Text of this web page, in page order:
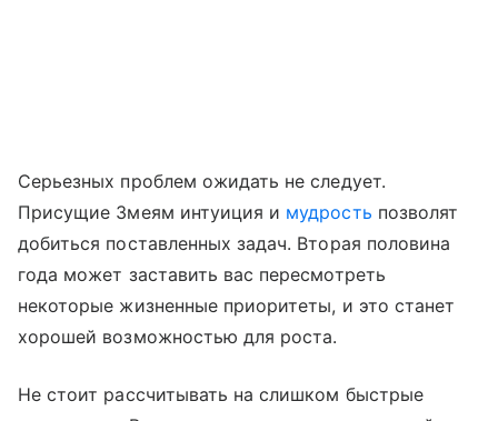
Серьезных проблем ожидать не следует.
Присущие Змеям интуиция и мудрость позволят
добиться поставленных задач. Вторая половина
года может заставить вас пересмотреть
некоторые жизненные приоритеты, и это станет
хорошей возможностью для роста.
Не стоит рассчитывать на слишком быстрые